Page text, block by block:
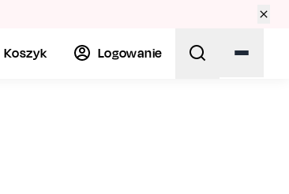
Koszyk Logowanie